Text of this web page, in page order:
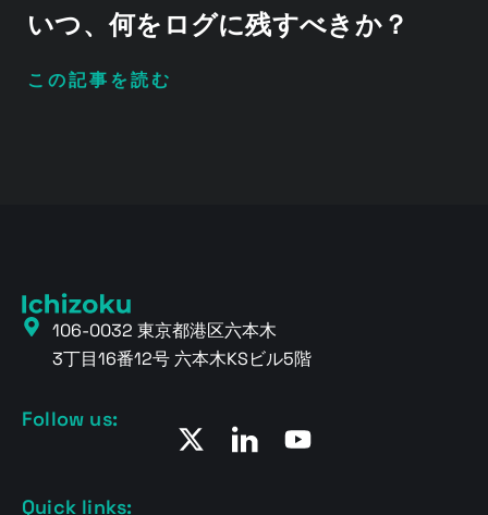
いつ、何をログに残すべきか？
この記事を読む
106-0032 東京都港区六本木
3丁目16番12号 六本木KSビル5階
Quick links:
Follow us: